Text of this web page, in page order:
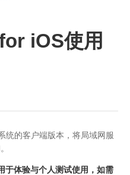
iOS使用
统的客户端版本，将局域网服
于体验与个人测试使用，如需